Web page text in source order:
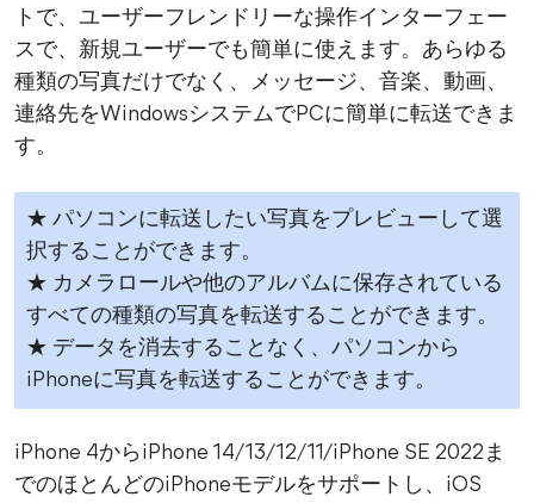
トで、ユーザーフレンドリーな操作インターフェー
スで、新規ユーザーでも簡単に使えます。あらゆる
種類の写真だけでなく、メッセージ、音楽、動画、
連絡先をWindowsシステムでPCに簡単に転送できま
す。
★ パソコンに転送したい写真をプレビューして選
択することができます。
★ カメラロールや他のアルバムに保存されている
すべての種類の写真を転送することができます。
★ データを消去することなく、パソコンから
iPhoneに写真を転送することができます。
iPhone 4からiPhone 14/13/12/11/iPhone SE 2022ま
でのほとんどのiPhoneモデルをサポートし、iOS